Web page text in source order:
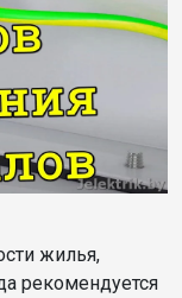
жилья,
рекомендуется